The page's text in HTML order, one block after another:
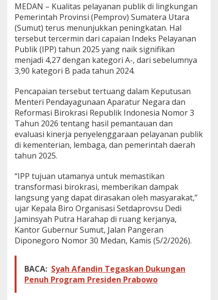
a
y
a
n
a
n
P
u
b
i
k
P
m
p
r
u
m
u
t
N
a
i
k
g
n
i
MEDAN – Kualitas pelayanan publik di lingkungan
Pemerintah Provinsi (Pemprov) Sumatera Utara
(Sumut) terus menunjukkan peningkatan. Hal
tersebut tercermin dari capaian Indeks Pelayanan
Publik (IPP) tahun 2025 yang naik signifikan
menjadi 4,27 dengan kategori A-, dari sebelumnya
3,90 kategori B pada tahun 2024.
Pencapaian tersebut tertuang dalam Keputusan
Menteri Pendayagunaan Aparatur Negara dan
Reformasi Birokrasi Republik Indonesia Nomor 3
Tahun 2026 tentang hasil pemantauan dan
evaluasi kinerja penyelenggaraan pelayanan publik
di kementerian, lembaga, dan pemerintah daerah
tahun 2025.
“IPP tujuan utamanya untuk memastikan
transformasi birokrasi, memberikan dampak
langsung yang dapat dirasakan oleh masyarakat,”
ujar Kepala Biro Organisasi Setdaprovsu Dedi
Jaminsyah Putra Harahap di ruang kerjanya,
Kantor Gubernur Sumut, Jalan Pangeran
Diponegoro Nomor 30 Medan, Kamis (5/2/2026).
BACA: Syah Afandin Tegaskan Dukungan
Penuh Program Presiden Prabowo